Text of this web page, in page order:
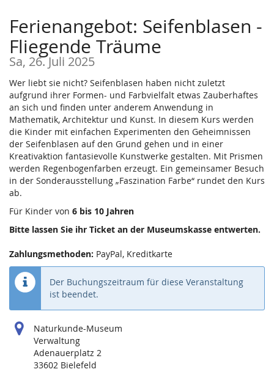
Ferienangebot: Seifenblasen -
Fliegende Träume
Sa, 26. Juli 2025
Wer liebt sie nicht? Seifenblasen haben nicht zuletzt
aufgrund ihrer Formen- und Farbvielfalt etwas Zauberhaftes
an sich und finden unter anderem Anwendung in
Mathematik, Architektur und Kunst. In diesem Kurs werden
die Kinder mit einfachen Experimenten den Geheimnissen
der Seifenblasen auf den Grund gehen und in einer
Kreativaktion fantasievolle Kunstwerke gestalten. Mit Prismen
werden Regenbogenfarben erzeugt. Ein gemeinsamer Besuch
in der Sonderausstellung „Faszination Farbe“ rundet den Kurs
ab.
Für Kinder von 6 bis 10 Jahren
Bitte lassen Sie ihr Ticket an der Museumskasse entwerten.
Zahlungsmethoden: PayPal, Kreditkarte
Der Buchungszeitraum für diese Veranstaltung
ist beendet.
Naturkunde-Museum
Verwaltung
Adenauerplatz 2
33602 Bielefeld